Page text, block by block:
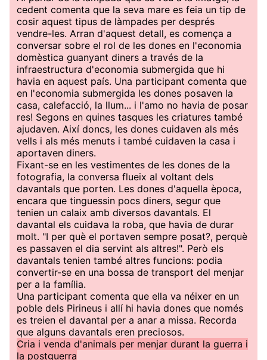
cedent comenta que la seva mare es feia un tip de
cosir aquest tipus de làmpades per després
vendre-les. Arran d'aquest detall, es comença a
conversar sobre el rol de les dones en l'economia
domèstica guanyant diners a través de la
infraestructura d'economia submergida que hi
havia en aquest país. Una participant comenta que
en l'economia submergida les dones posaven la
casa, calefacció, la llum... i l'amo no havia de posar
res! Segons en quines tasques les criatures també
ajudaven. Així doncs, les dones cuidaven als més
vells i als més menuts i també cuidaven la casa i
aportaven diners.
Fixant-se en les vestimentes de les dones de la
fotografia, la conversa flueix al voltant dels
davantals que porten. Les dones d'aquella època,
encara que tinguessin pocs diners, segur que
tenien un calaix amb diversos davantals. El
davantal els cuidava la roba, que havia de durar
molt. "I per què el portaven sempre posat?, perquè
es passaven el dia servint als altres!". Però els
davantals tenien també altres funcions: podia
convertir-se en una bossa de transport del menjar
per a la família.
Una participant comenta que ella va néixer en un
poble dels Pirineus i allí hi havia dones que només
es treien el davantal per a anar a missa. Recorda
que alguns davantals eren preciosos.
Cria i venda d'animals per menjar durant la guerra i
la postguerra